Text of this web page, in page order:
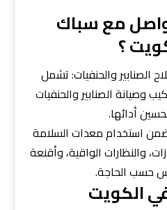
مع سباك
؟
الصنابير والحنفيات: تشمل
وصيانة الصنابير والحنفيات
أدائها.
استخدام معدات السلامة
والنظارات الواقية، وأقنعة
حسب الحاجة.
الكويت